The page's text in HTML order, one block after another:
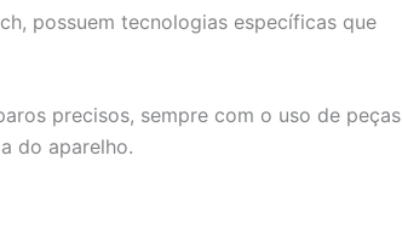
possuem tecnologias específicas que
precisos, sempre com o uso de peças
do aparelho.